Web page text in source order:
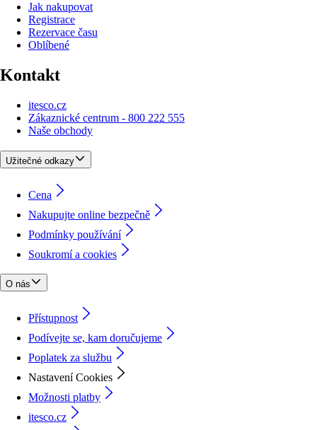
Jak nakupovat
Registrace
Rezervace času
Oblíbené
Kontakt
itesco.cz
Zákaznické centrum - 800 222 555
Naše obchody
Užitečné odkazy
Cena
Nakupujte online bezpečně
Podmínky používání
Soukromí a cookies
O nás
Přístupnost
Podívejte se, kam doručujeme
Poplatek za službu
Nastavení Cookies
Možnosti platby
itesco.cz